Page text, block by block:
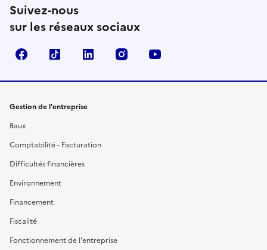
Suivez-nous
sur les réseaux sociaux
FacebookTikTok Linkedin Instagram
Gestion de l'entreprise
Baux
Comptabilité - Facturation
Difficultés financières
Environnement
Financement
Fiscalité
Fonctionnement de l'entreprise